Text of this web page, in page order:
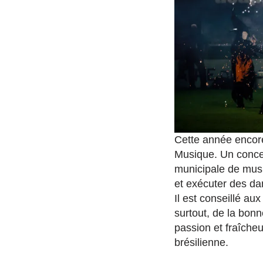
Cette année
Musique. Un
municipale de
et exécuter des
Il est conseillé
surtout, de la
passion et
brésilienne.